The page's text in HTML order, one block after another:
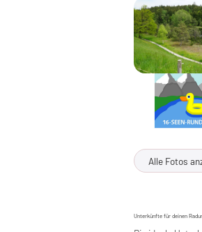
Alle Fotos
Unterkünfte für deinen